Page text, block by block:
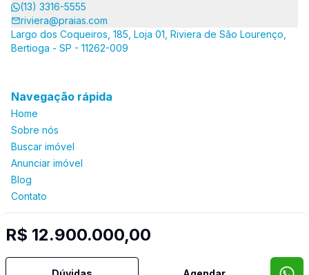
R$ 12.900.000,00
(13) 3316-5555
riviera@praias.com
Largo dos Coqueiros, 185, Loja 01, Riviera de São Lourenço,
Bertioga - SP - 11262-009
Navegação rápida
Home
Sobre nós
Buscar imóvel
Anunciar imóvel
Blog
Contato
Selo de Tecnologia Loft